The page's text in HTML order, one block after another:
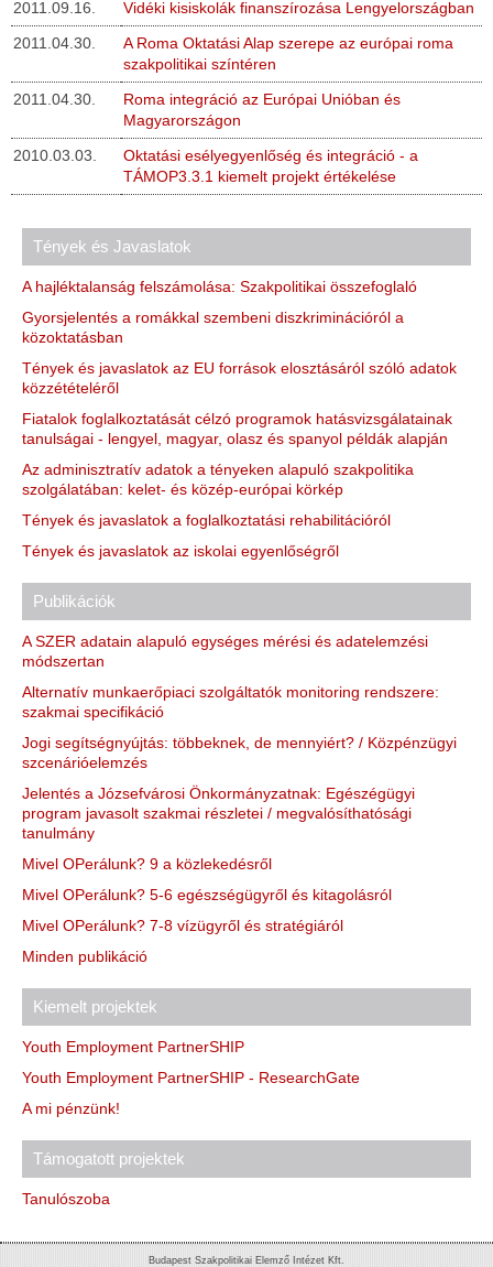
2011.09.16.
Vidéki kisiskolák finanszírozása Lengyelországban
2011.04.30.
A Roma Oktatási Alap szerepe az európai roma
szakpolitikai színtéren
2011.04.30.
Roma integráció az Európai Unióban és
Magyarországon
2010.03.03.
Oktatási esélyegyenlőség és integráció - a
TÁMOP3.3.1 kiemelt projekt értékelése
Tények és Javaslatok
A hajléktalanság felszámolása: Szakpolitikai összefoglaló
Gyorsjelentés a romákkal szembeni diszkriminációról a
közoktatásban
Tények és javaslatok az EU források elosztásáról szóló adatok
közzétételéről
Fiatalok foglalkoztatását célzó programok hatásvizsgálatainak
tanulságai - lengyel, magyar, olasz és spanyol példák alapján
Az adminisztratív adatok a tényeken alapuló szakpolitika
szolgálatában: kelet- és közép-európai körkép
Tények és javaslatok a foglalkoztatási rehabilitációról
Tények és javaslatok az iskolai egyenlőségről
Publikációk
A SZER adatain alapuló egységes mérési és adatelemzési
módszertan
Alternatív munkaerőpiaci szolgáltatók monitoring rendszere:
szakmai specifikáció
Jogi segítségnyújtás: többeknek, de mennyiért? / Közpénzügyi
szcenárióelemzés
Jelentés a Józsefvárosi Önkormányzatnak: Egészégügyi
program javasolt szakmai részletei / megvalósíthatósági
tanulmány
Mivel OPerálunk? 9 a közlekedésről
Mivel OPerálunk? 5-6 egészségügyről és kitagolásról
Mivel OPerálunk? 7-8 vízügyről és stratégiáról
Minden publikáció
Kiemelt projektek
Youth Employment PartnerSHIP
Youth Employment PartnerSHIP - ResearchGate
A mi pénzünk!
Támogatott projektek
Tanulószoba
Budapest Szakpolitikai Elemző Intézet Kft.